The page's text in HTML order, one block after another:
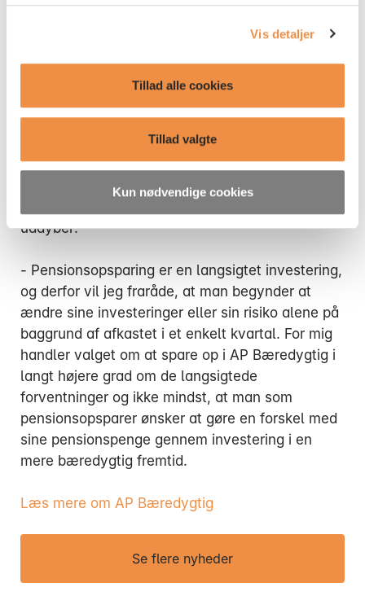
Vis detaljer
Tillad alle cookies
Tillad valgte
Kun nødvendige cookies
baggrund af afkastet i et enkelt kvartal.
- Det er selvfølgelig glædeligt, at AP Bæredygtig
jeg mig at have store forventninger til produktet i
fremtiden. Men når det er sagt, er det er samtidig
vigtigt for mig at pointere, at et godt afkast i et
enkelt kvartal ikke er nogen garanti for et højt
uddyber:
- Pensionsopsparing er en langsigtet investering,
og derfor vil jeg fraråde, at man begynder at
ændre sine investeringer eller sin risiko alene på
baggrund af afkastet i et enkelt kvartal. For mig
handler valget om at spare op i AP Bæredygtig i
langt højere grad om de langsigtede
forventninger og ikke mindst, at man som
pensionsopsparer ønsker at gøre en forskel med
sine pensionspenge gennem investering i en
mere bæredygtig fremtid.
Læs mere om AP Bæredygtig
Se flere nyheder